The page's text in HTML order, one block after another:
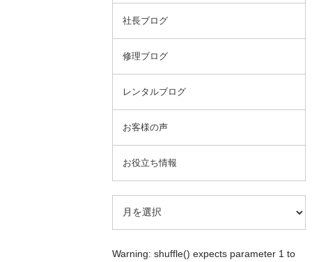
社長ブログ
修理ブログ
レンタルブログ
お客様の声
お役立ち情報
Warning: shuffle() expects parameter 1 to